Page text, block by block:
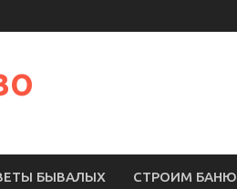
БЫВАЛЫХ СТРОИМ БАНЮ